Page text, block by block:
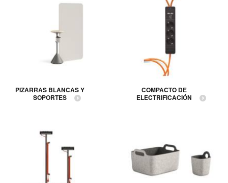
PIZARRAS BLANCAS Y
SOPORTES
COMPACTO DE
ELECTRIFICACIÓN